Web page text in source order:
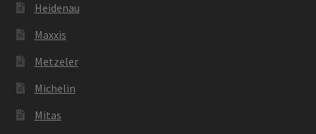
Heidenau
Maxxis
Metzeler
Michelin
Mitas